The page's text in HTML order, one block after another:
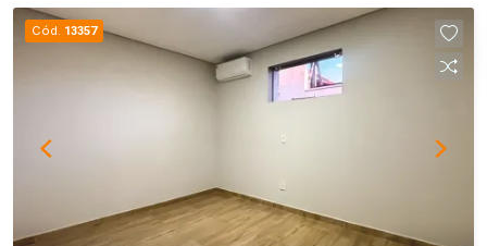
visita e conheça este excelente imóvel!
Cód. 13357